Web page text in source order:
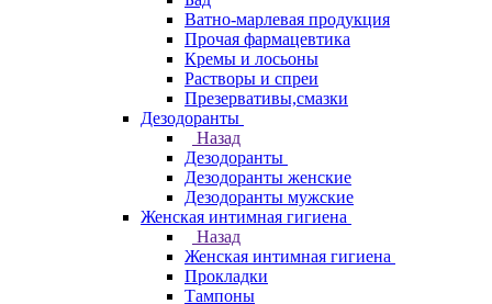
Ватно-марлевая продукция
Прочая фармацевтика
Кремы и лосьоны
Растворы и спреи
Презервативы,смазки
Дезодоранты
Назад
Дезодоранты
Дезодоранты женские
Дезодоранты мужские
Женская интимная гигиена
Назад
Женская интимная гигиена
Прокладки
Тампоны